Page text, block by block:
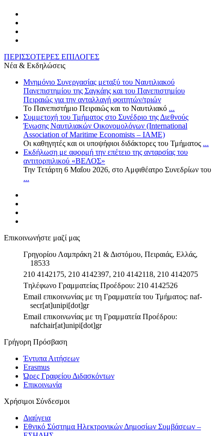
ΠΕΡΙΣΣΟΤΕΡΕΣ ΕΠΙΛΟΓΕΣ
Νέα & Εκδηλώσεις
Μνημόνιο Συνεργασίας μεταξύ του Ναυτιλιακού
Πανεπιστημίου της Σαγκάης και του Πανεπιστημίου
Πειραιώς για την ανταλλαγή φοιτητών/τριών
Το Πανεπιστήμιο Πειραιώς και το Ναυτιλιακό ...
Συμμετοχή του Τμήματος στο Συνέδριο της Διεθνούς
Ένωσης Ναυτιλιακών Οικονομολόγων (International
Association of Maritime Economists – IAME)
Οι καθηγητές και οι υποψήφιοι διδάκτορες του Τμήματος ...
Εκδήλωση με αφορμή την επέτειο της ανταρσίας του
αντιτορπιλικού «ΒΕΛΟΣ»
Την Τετάρτη 6 Μαΐου 2026, στο Αμφιθέατρο Συνεδρίων του
...
Επικοινωνήστε μαζί μας
Γρηγορίου Λαμπράκη 21 & Διστόμου, Πειραιάς, Ελλάς,
18533
210 4142175, 210 4142397, 210 4142118, 210 4142075
Tηλέφωνο Γραμματείας Προέδρου: 210 4142526
Email επικοινωνίας με τη Γραμματεία του Τμήματος: naf-
secr[at]unipi[dot]gr
Email επικοινωνίας με τη Γραμματεία Προέδρου:
nafchair[at]unipi[dot]gr
Γρήγορη Πρόσβαση
Έντυπα Αιτήσεων
Erasmus
Ώρες Γραφείου Διδασκόντων
Επικοινωνία
Χρήσιμοι Σύνδεσμοι
Διαύγεια
Εθνικό Σύστημα Ηλεκτρονικών Δημοσίων Συμβάσεων –